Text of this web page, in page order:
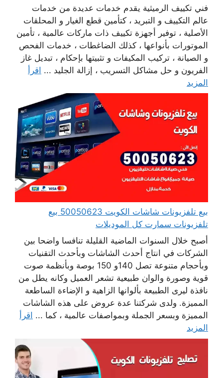
فني تكييف الرميثية يقدم خدمات عديدة من خدمات
عالم التكييف و التبريد ، كتأمين قطع الغيار و المحلقات
الأصلية ، توفير أجهزة تكييف ذات ماركات عالمية ، تأمين
الموتورات بأنواعها ، كذلك الضاغطات ، خدمات الفحص
و الصيانة ، تركيب المكيفات و تثبيتها بإحكام ، تبديل غاز
الفريون و حل مشاكل التسريب ، إزالة الجليد ... اقرأ
المزيد
بيع تلفزيونات شاشات الكويت 50050623 بيع
تلفزيونات سمارت كل الموديلات
أصبح خلال السنوات الماضية القليلة تنافسا واضحا بين
الشركات في انتاج أحدث الشاشات وبأحدث التقنيات
وبأحجام متنوعة تصل 140و 150 بوصة وبأنظمة صوت
قوية وصورة والوان طبيعية تشعر العميل وكانه يطل من
نافذة ليرى الطبيعة بألوانها الزاهية و الإضاءة الساطعة
المميزة. ولدى شركتنا عدة عروض على هذه الشاشات
المميزة وبسعر الجملة وبمواصفات عالمية ، كما ... اقرأ
المزيد